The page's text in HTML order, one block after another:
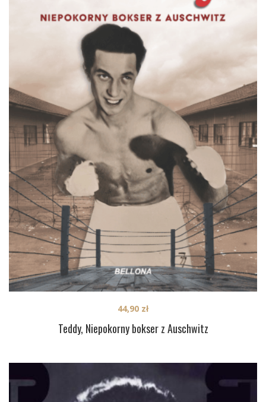
Teddy, Niepokorny bokser z Auschwitz
44,90 zł